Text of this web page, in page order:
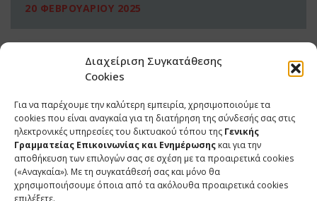
Διαχείριση Συγκατάθεσης
Cookies
Για να παρέχουμε την καλύτερη εμπειρία, χρησιμοποιούμε τα
cookies που είναι αναγκαία για τη διατήρηση της σύνδεσής σας στις
ηλεκτρονικές υπηρεσίες του δικτυακού τόπου της Γενικής
Γραμματείας Επικοινωνίας και Ενημέρωσης και για την
αποθήκευση των επιλογών σας σε σχέση με τα προαιρετικά cookies
(«Αναγκαία»). Με τη συγκατάθεσή σας και μόνο θα
χρησιμοποιήσουμε όποια από τα ακόλουθα προαιρετικά cookies
επιλέξετε.
20 ΦΕΒΡΟΥΑΡΙΟΥ 2025
ΕΠΙΚΟΙΝΩΝΙΑ